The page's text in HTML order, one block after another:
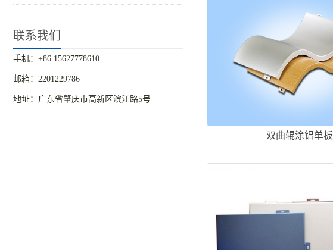
联系我们
手机：+86 15627778610
邮箱：2201229786
地址：广东省肇庆市高新区滨江路5号
双曲辊涂铝单板